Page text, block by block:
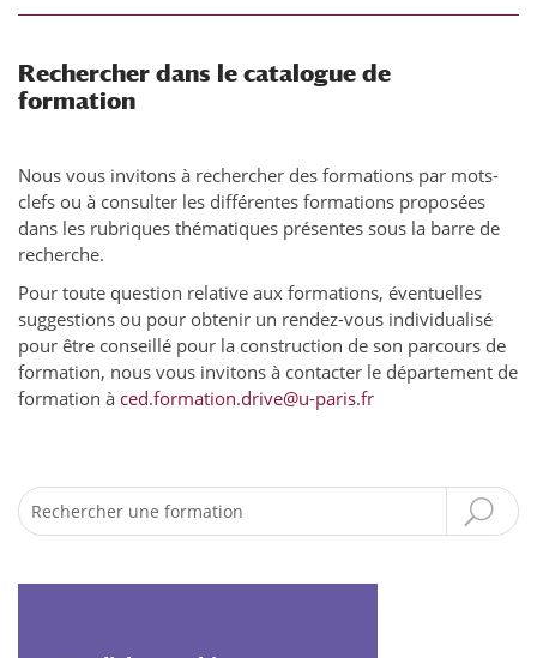
Rechercher dans le catalogue de
formation
Nous vous invitons à rechercher des formations par mots-
clefs ou à consulter les différentes formations proposées
dans les rubriques thématiques présentes sous la barre de
recherche.
Pour toute question relative aux formations, éventuelles
suggestions ou pour obtenir un rendez-vous individualisé
pour être conseillé pour la construction de son parcours de
formation, nous vous invitons à contacter le département de
formation à ced.formation.drive@u-paris.fr
Recherche